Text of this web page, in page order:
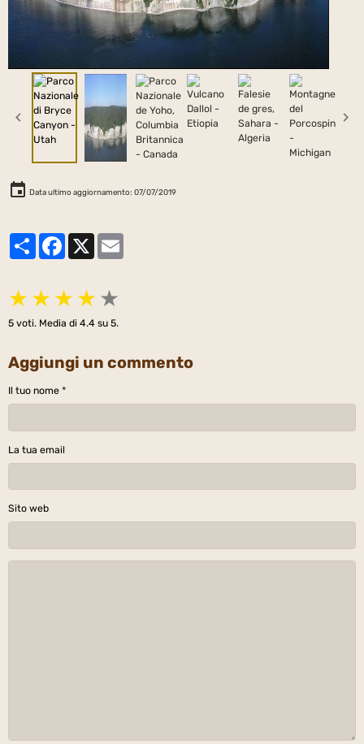
Facebook
X Email
★★★★
voti. Media di 4.4 su 5.
Aggiungi un commento
Il tuo nome
La tua email
Sito web
OK